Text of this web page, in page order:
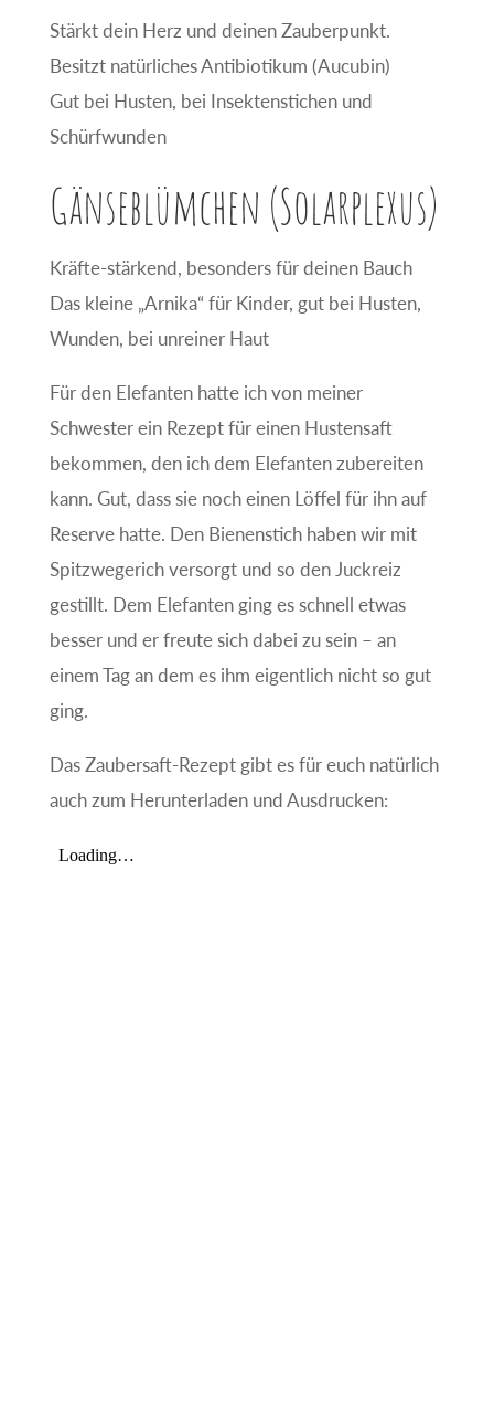
Stärkt dein Herz und deinen Zauberpunkt.
Besitzt natürliches Antibiotikum (Aucubin)
Gut bei Husten, bei Insektenstichen und
Schürfwunden
Gänseblümchen (Solarplexus)
Kräfte-stärkend, besonders für deinen Bauch
Das kleine „Arnika“ für Kinder, gut bei Husten,
Wunden, bei unreiner Haut
Für den Elefanten hatte ich von meiner
Schwester ein Rezept für einen Hustensaft
bekommen, den ich dem Elefanten zubereiten
kann. Gut, dass sie noch einen Löffel für ihn auf
Reserve hatte. Den Bienenstich haben wir mit
Spitzwegerich versorgt und so den Juckreiz
gestillt. Dem Elefanten ging es schnell etwas
besser und er freute sich dabei zu sein – an
einem Tag an dem es ihm eigentlich nicht so gut
ging.
Das Zaubersaft-Rezept gibt es für euch natürlich
auch zum Herunterladen und Ausdrucken: